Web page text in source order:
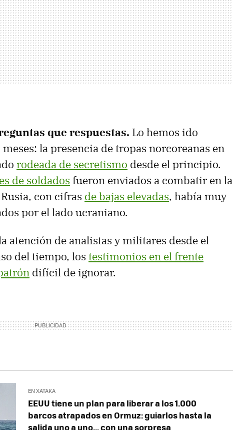
que respuestas. Lo hemos ido
la presencia de tropas norcoreanas en
rodeada de secretismo desde el principio.
de soldados fueron enviados a combatir en la
con cifras de bajas elevadas, había muy
por el lado ucraniano.
atención de analistas y militares desde el
del tiempo, los testimonios en el frente
difícil de ignorar.
EN XATAKA
EEUU tiene un plan para liberar a los 1.000
barcos atrapados en Ormuz: guiarlos hasta la
salida uno a uno… con una sorpresa